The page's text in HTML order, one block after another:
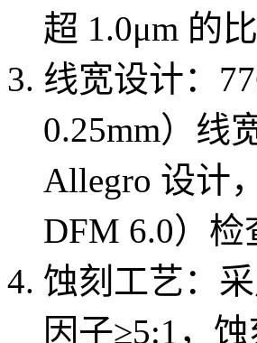
超 1.0μm 的
线宽设计：
0.25mm）线
Allegro 设计
DFM 6.0）
蚀刻工艺：
因子≥5:1，